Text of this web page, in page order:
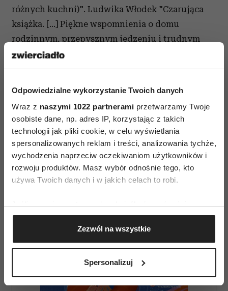
Odpowiedzialne wykorzystanie Twoich danych
Wraz z naszymi 1022 partnerami przetwarzamy Twoje
osobiste dane, np. adres IP, korzystając z takich
technologii jak pliki cookie, w celu wyświetlania
spersonalizowanych reklam i treści, analizowania tychże,
wychodzenia naprzeciw oczekiwaniom użytkowników i
rozwoju produktów. Masz wybór odnośnie tego, kto
używa Twoich danych i w jakich celach to robi.
Jeśli wyrazisz na to zgodę, chcielibyśmy również:
Gromadzić dane dotyczące Twojej lokalizacji
geograficznej z dokładnością nawet do kilku metrów
Identyfikować Twoje urządzenie, aktywnie
(fingerprinting, czyli wirtualny odcisk palca)
Zezwól na wszystkie
Spersonalizuj
różnych kuchni)". Ludwika Włodek "Czarująca
książka. […] Piękne wspomnienia o domu
rodzinnym, przepysznym jedzeniu i trudnym
życiu emigranta". "O: The Oprah Magazine"
AUTOPROMOCJA